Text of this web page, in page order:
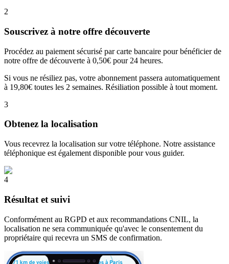
2
Souscrivez à notre offre découverte
Procédez au paiement sécurisé par carte bancaire pour bénéficier de
notre offre de découverte à 0,50€ pour 24 heures.
Si vous ne résiliez pas, votre abonnement passera automatiquement
à 19,80€ toutes les 2 semaines. Résiliation possible à tout moment.
3
Obtenez la localisation
Vous recevrez la localisation sur votre téléphone. Notre assistance
téléphonique est également disponible pour vous guider.
4
Résultat et suivi
Conformément au RGPD et aux recommandations CNIL, la
localisation ne sera communiquée qu'avec le consentement du
propriétaire qui recevra un SMS de confirmation.